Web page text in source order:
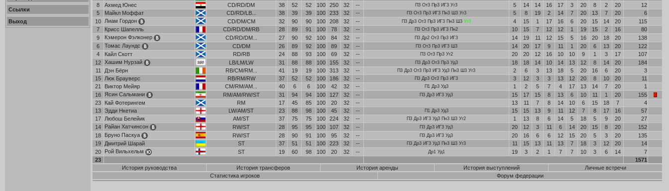
Ссылки
Выход
8
Ахмед Юнес CD/RD/DM 38 52 52 100 250 32 -- П3 От3 Пр3 ИГ3 Уг3 5 14 14 16 17 3 20 8 2 20
12
5
Майкл Моффат CD/RD/LB... 38 39 39 100 233 32 -- П3 От3 Пр3 ИГ3 Пн3 Ш3 Уг3 5 8 19 2 14 7 20 13 7 20
6
10
Лиам Гордон CD/DM/CM 32 90 90 100 208 32 -- П3 Др3 От3 Пр3 ИГ3 Пн3 Ш3 Уг3 4 15 1 17 16 6 20 15 14 20
115
7
Крисс Шапелль CD/RD/DM/RB 28 89 91 100 78 32 -- П3 От3 Пр3 ИГ3 Пн2 10 15 7 12 12 1 19 15 2 16
80
9
Кэмерон Фэлконер CD/RD/DM... 27 90 92 100 84 32 -- П3 Др2 От3 Пр3 ИГ3 14 19 11 12 15 5 16 20 18 20
138
6
Томас Лаундс CD/DM 26 89 92 100 89 32 -- П3 От3 Пр3 ИГ3 Ш3 14 20 17 9 11 1 20 6 13 20
122
4
Кайл Скотт RD/RB 24 88 93 100 69 32 -- П3 От3 Пр3 Уг2 20 20 12 16 10 10 9 1 3 17
107
12 Хашим Нурзай LB/LM/LW 31 88 88 100 155 32 -- П3 Др3 От3 Пр3 Уд3 18 18 14 10 14 13 12 8 14 20
184
11
Дэн Бёрн RB/CM/RM... 41 19 19 100 313 32 -- П3 Др3 От3 Пр3 ИГ3 Уд3 Пн3 Ш3 Уг3 2 6 3 13 18 5 20 16 6 20
3
15
Люк Брауверс RB/RM/RW 37 52 52 100 186 32 -- П3 Др3 От3 Пр3 ИГ3 3 12 3 3 13 12 20 8 10 20
11
21
Виктор Мейяр CM/RM/AM... 40 6 6 100 42 32 -- П1 Др3 Уд3 1 2 5 7 4 17 13 14 7 20
1
16
Ясин Сальмани RM/AM/RW/ST 31 94 94 100 127 32 -- П3 Др3 ИГ3 Уд3 15 17 15 8 13 6 10 11 1 20
155
23
Кай Фотерингем RM 17 45 85 100 20 32 -- 13 11 7 8 14 10 6 15 18 7
4
13
Эдди Нкетиа LW/AM/ST 23 88 98 100 45 32 -- П1 Др3 Уд3 15 15 13 9 11 12 7 8 17 16
57
17
Любош Белейик AM/ST 37 75 75 100 224 32 -- П3 Др3 ИГ3 Уд3 Пн3 Ш3 Уг2 1 13 8 6 14 5 18 5 9 20
27
14
Райан Хатчинсон RW/ST 28 95 95 100 107 32 -- П3 Др3 ИГ3 Уд3 20 12 3 11 6 14 20 15 8 20
152
18
Бруно Паскуа RW/ST 28 90 91 100 95 32 -- П3 Др3 ИГ3 Уд3 20 16 6 6 12 15 20 5 3 20
135
19
Дмитрий Шарай ST 37 51 51 100 223 32 -- П3 Др3 ИГ3 Уд3 Пн3 Ш3 Уг3 11 15 13 11 13 7 18 3 12 20
14
20
Рой Вильхельм ST 19 60 98 100 20 32 -- Др1 Уд1 19 3 2 1 7 7 10 3 6 14
7
23
1571
История руководства
История трансферов История аренды История выступлений
Личные встречи
Статистика игроков
Форум федерации